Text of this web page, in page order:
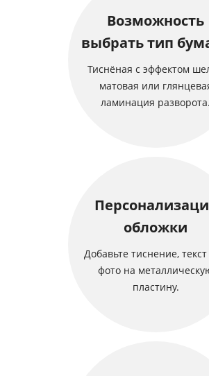
Возможность
выбрать тип
Тиснёная с эффектом
матовая или
ламинация разворота.
обложки
Добавьте тиснение,
фото на
пластину.